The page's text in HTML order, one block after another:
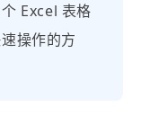
Excel 表格
操作的方